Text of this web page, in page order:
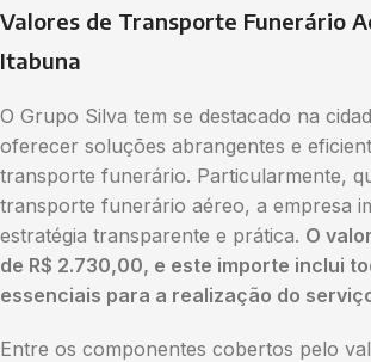
Valores de Transporte Funerário
Itabuna
O Grupo Silva tem se destacado na
oferecer soluções abrangentes e
transporte funerário. Particularmente,
transporte funerário aéreo, a empresa
estratégia transparente e prática. O
de R$ 2.730,00, e este importe inclui
essenciais para a realização do
Entre os componentes cobertos pelo